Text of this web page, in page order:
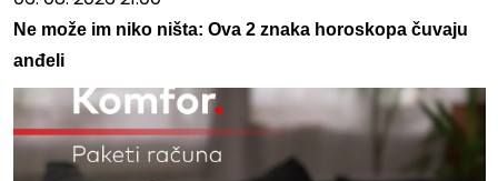
Ne može im niko ništa: Ova 2 znaka horoskopa čuvaju
anđeli